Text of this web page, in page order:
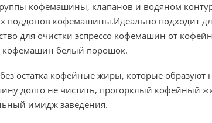
кофемашины, клапанов и водяном
поддонов кофемашины.Идеально подходит
для очистки эспрессо кофемашин от
кофемашин белый порошок.
без остатка кофейные жиры, которые
долго не чистить, прогорклый кофейный
имидж заведения.